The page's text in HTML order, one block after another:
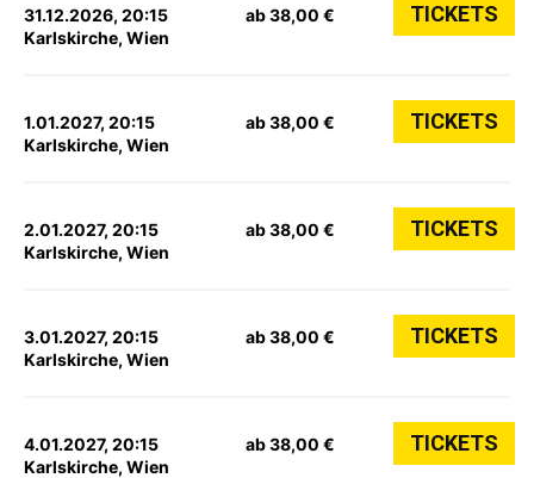
31.12.2026, 20:15
Karlskirche, Wien
ab 38,00 € TICKETS
1.01.2027, 20:15
Karlskirche, Wien
ab 38,00 € TICKETS
2.01.2027, 20:15
Karlskirche, Wien
ab 38,00 € TICKETS
3.01.2027, 20:15
Karlskirche, Wien
ab 38,00 € TICKETS
4.01.2027, 20:15
Karlskirche, Wien
ab 38,00 € TICKETS